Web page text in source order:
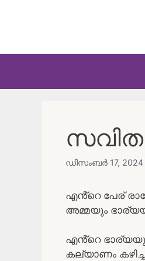
ഡിസംബർ 17, 2024
എൻ്റെ പേര്
അമ്മയും
എൻ്റെ
കല്യാണം